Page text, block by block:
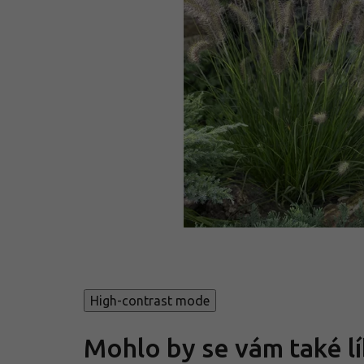
High-contrast mode
Mohlo by se vám také